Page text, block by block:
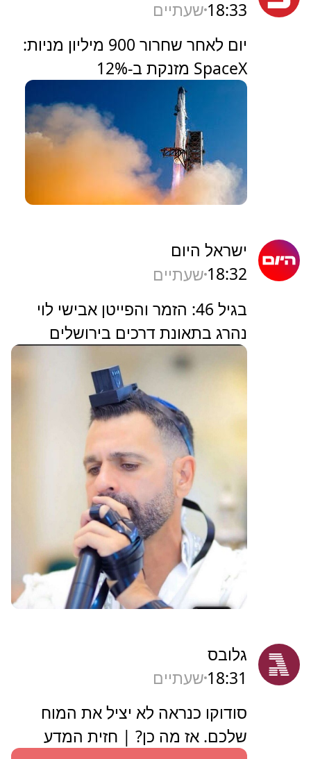
18:33 שעתיים
יום לאחר שחרור 900 מיליון מניות:
SpaceX מזנקת ב-12%
ישראל היום
18:32 שעתיים
בגיל 46: הזמר והפייטן אבישי לוי
נהרג בתאונת דרכים בירושלים
גלובס
18:31 שעתיים
סודוקו כנראה לא יציל את המוח
שלכם. אז מה כן? | חזית המדע